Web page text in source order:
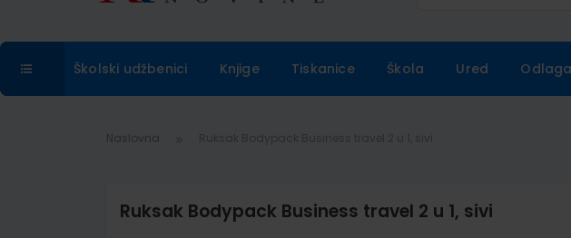
Školski udžbenici Knjige Tiskanice Škola Ured
Naslovna
Ruksak Bodypack Business travel 2 u 1, sivi